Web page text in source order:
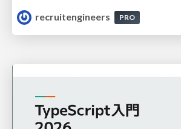
recruitengineers
PRO